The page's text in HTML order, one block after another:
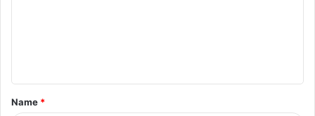
t
*
Name *